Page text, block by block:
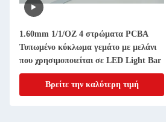
1.60mm 1/1/OZ 4 στρώματα PCBA
Τυπωμένο κύκλωμα γεμάτο με μελάνι
που χρησιμοποιείται σε LED Light Bar
Βρείτε την καλύτερη τιμή